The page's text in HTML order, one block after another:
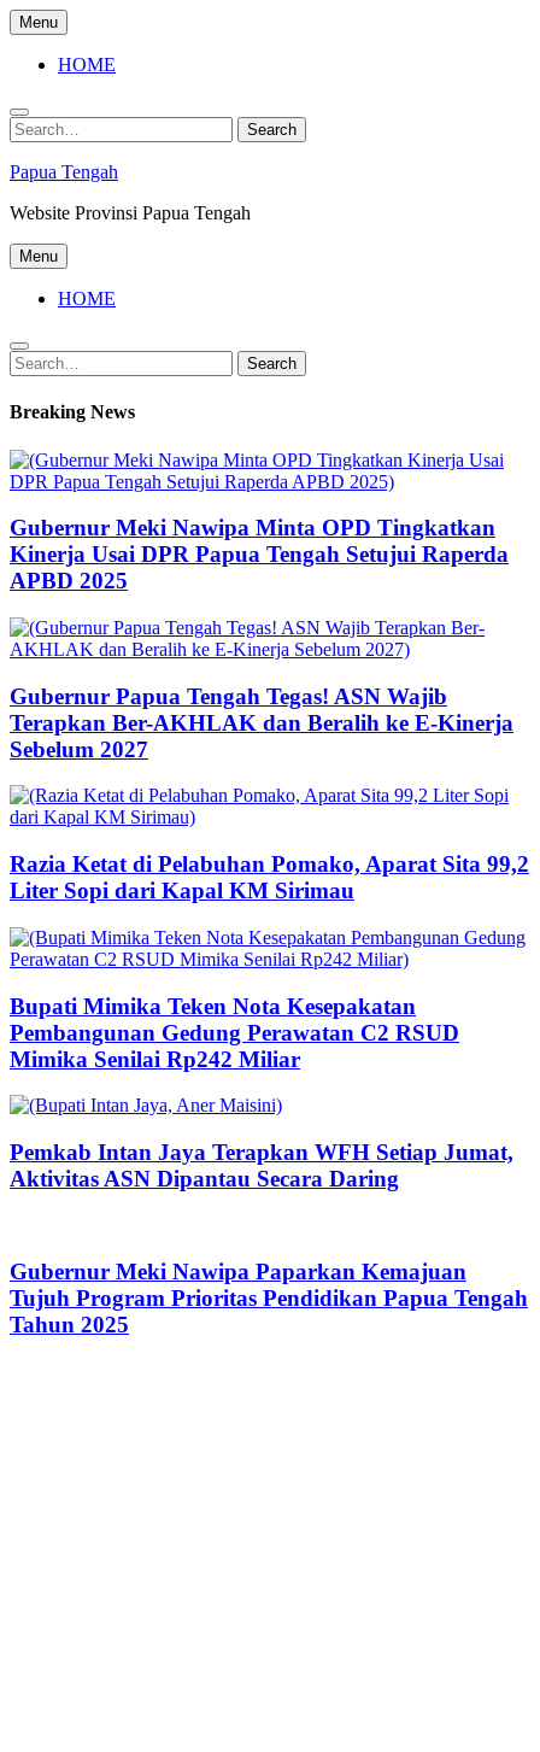
Skip
to
content
Menu
HOME
Search
for:
Search
Papua Tengah
Website Provinsi Papua Tengah
Menu
HOME
Search
for:
Search
Breaking News
Gubernur Meki Nawipa Minta OPD Tingkatkan
Kinerja Usai DPR Papua Tengah Setujui Raperda
APBD 2025
Gubernur Papua Tengah Tegas! ASN Wajib
Terapkan Ber-AKHLAK dan Beralih ke E-Kinerja
Sebelum 2027
Razia Ketat di Pelabuhan Pomako, Aparat Sita 99,2
Liter Sopi dari Kapal KM Sirimau
Bupati Mimika Teken Nota Kesepakatan
Pembangunan Gedung Perawatan C2 RSUD
Mimika Senilai Rp242 Miliar
Pemkab Intan Jaya Terapkan WFH Setiap Jumat,
Aktivitas ASN Dipantau Secara Daring
Gubernur Meki Nawipa Paparkan Kemajuan
Tujuh Program Prioritas Pendidikan Papua Tengah
Tahun 2025